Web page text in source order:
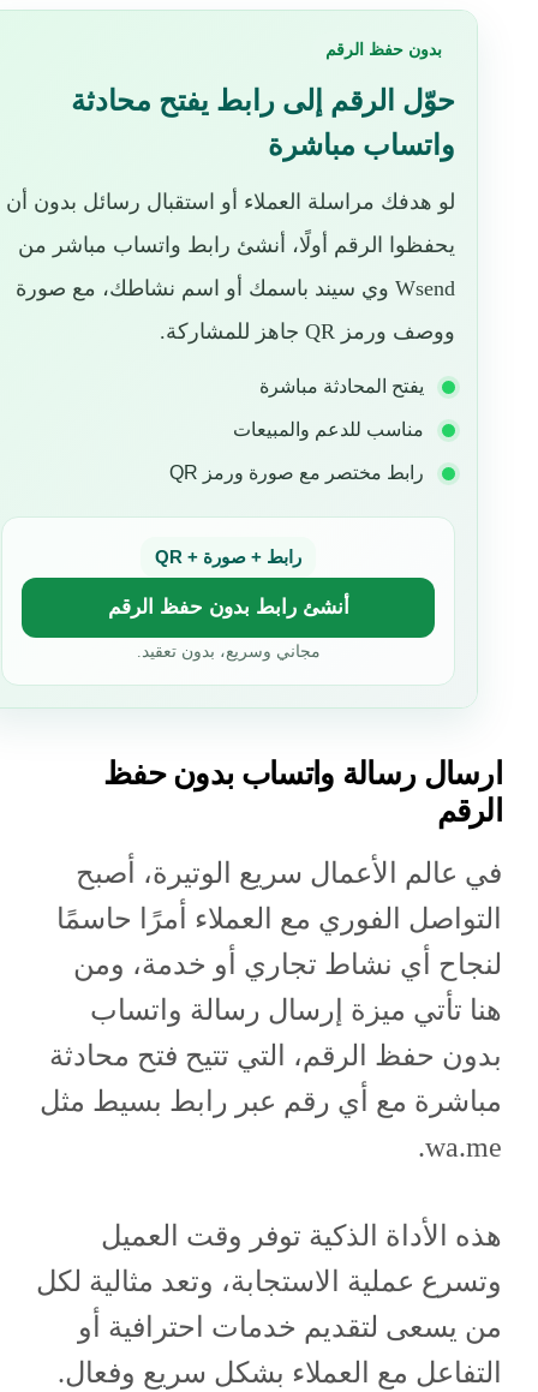
بدون حفظ الرقم
حوّل الرقم إلى رابط يفتح محادثة
واتساب مباشرة
لو هدفك مراسلة العملاء أو استقبال رسائل بدون أن
يحفظوا الرقم أولًا، أنشئ رابط واتساب مباشر من
Wsend وي سيند باسمك أو اسم نشاطك، مع صورة
ووصف ورمز QR جاهز للمشاركة.
يفتح المحادثة مباشرة
مناسب للدعم والمبيعات
رابط مختصر مع صورة ورمز QR
رابط + صورة + QR
أنشئ رابط بدون حفظ الرقم
مجاني وسريع، بدون تعقيد.
ارسال رسالة واتساب بدون حفظ
الرقم
في عالم الأعمال سريع الوتيرة، أصبح
التواصل الفوري مع العملاء أمرًا حاسمًا
لنجاح أي نشاط تجاري أو خدمة، ومن
هنا تأتي ميزة إرسال رسالة واتساب
بدون حفظ الرقم، التي تتيح فتح محادثة
مباشرة مع أي رقم عبر رابط بسيط مثل
wa.me.
هذه الأداة الذكية توفر وقت العميل
وتسرع عملية الاستجابة، وتعد مثالية لكل
من يسعى لتقديم خدمات احترافية أو
التفاعل مع العملاء بشكل سريع وفعال.